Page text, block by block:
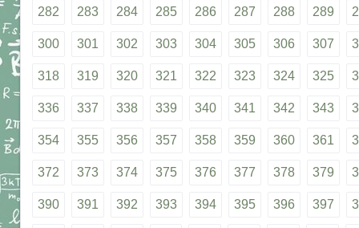
282 283 284 285 286 287 288 289
300 301 302 303 304 305 306 307
318 319 320 321 322 323 324 325
336 337 338 339 340 341 342 343
354 355 356 357 358 359 360 361
372 373 374 375 376 377 378 379
390 391 392 393 394 395 396 397